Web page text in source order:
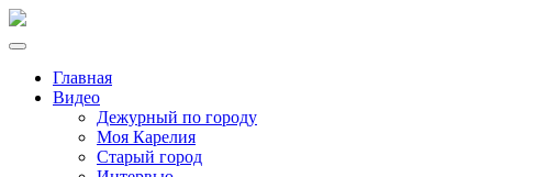
Главная
Видео
Дежурный по городу
Моя Карелия
Старый город